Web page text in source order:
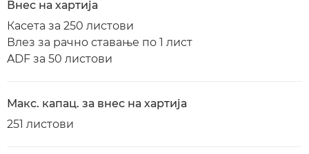
Внес на хартија
Касета за 250 листови
Влез за рачно ставање по 1 лист
ADF за 50 листови
Макс. капац. за внес на хартија
251 листови